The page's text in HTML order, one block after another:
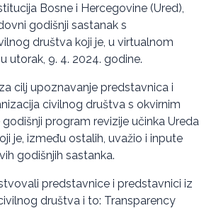
Bosne i Hercegovine (Ured),
godišnji sastanak s
društva koji je, u virtualnom
utorak, 9. 4. 2024. godine.
cilj upoznavanje predstavnica i
civilnog društva s okvirnim
program revizije učinka Ureda
je, između ostalih, uvažio i inpute
godišnjih sastanka.
predstavnice i predstavnici iz
društva i to: Transparency